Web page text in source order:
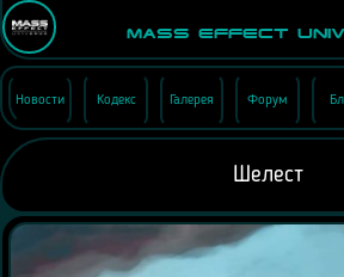
Mass Effect
Новости Кодекс Галерея Форум
Шелест